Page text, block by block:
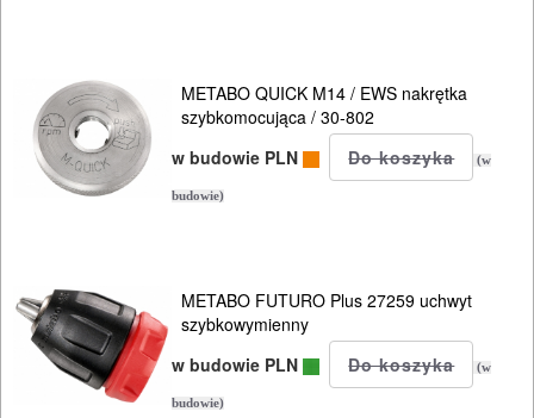
Do
szlif.
oscylacy..
prostych
Do
szlif.
METABO QUICK M14 / EWS nakrętka
szybkomocująca / 30-802
w budowie PLN
(w
budowie)
METABO FUTURO Plus 27259 uchwyt
szybkowymienny
w budowie PLN
(w
budowie)